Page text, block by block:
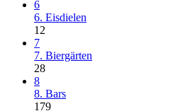
6
6. Eisdielen
12
7
7. Biergärten
28
8
8. Bars
179